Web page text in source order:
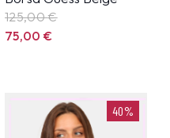
125,00€
75,00€
40%